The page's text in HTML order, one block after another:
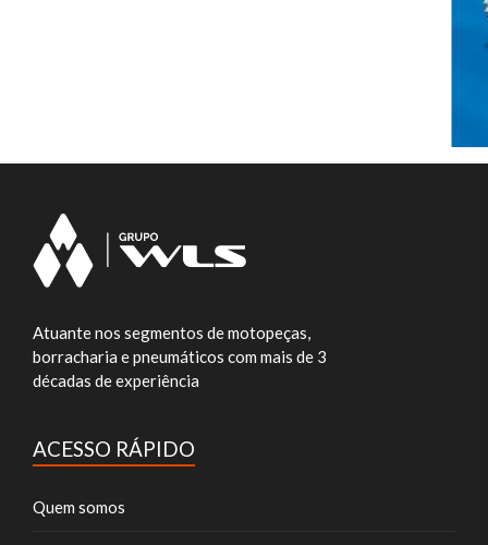
Atuante nos segmentos de motopeças,
borracharia e pneumáticos com mais de 3
décadas de experiência
ACESSO RÁPIDO
Quem somos